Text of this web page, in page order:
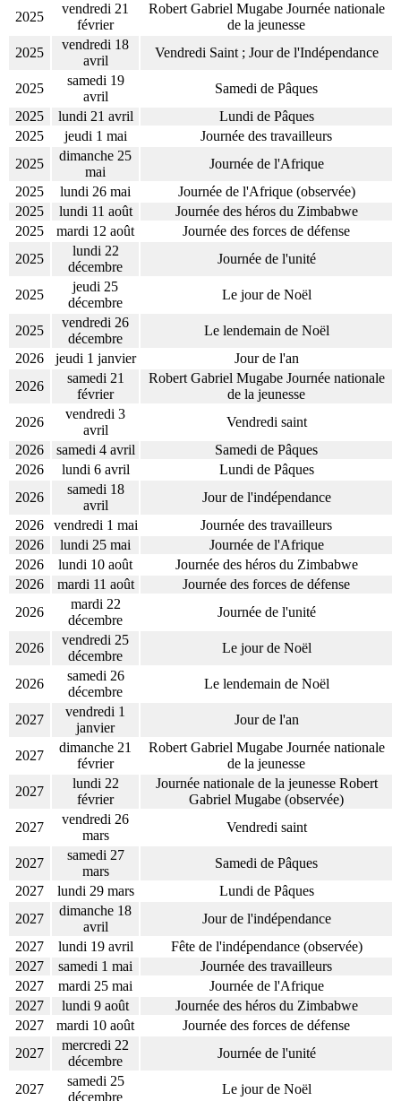
2025
vendredi 21
février
Robert Gabriel Mugabe Journée nationale
de la jeunesse
2025
vendredi 18
avril
Vendredi Saint ; Jour de l'Indépendance
2025
samedi 19
avril
Samedi de Pâques
2025
lundi 21 avril
Lundi de Pâques
2025
jeudi 1 mai
Journée des travailleurs
2025
dimanche 25
mai
Journée de l'Afrique
2025
lundi 26 mai
Journée de l'Afrique (observée)
2025
lundi 11 août
Journée des héros du Zimbabwe
2025
mardi 12 août
Journée des forces de défense
2025
lundi 22
décembre
Journée de l'unité
2025
jeudi 25
décembre
Le jour de Noël
2025
vendredi 26
décembre
Le lendemain de Noël
2026
jeudi 1 janvier
Jour de l'an
2026
samedi 21
février
Robert Gabriel Mugabe Journée nationale
de la jeunesse
2026
vendredi 3
avril
Vendredi saint
2026
samedi 4 avril
Samedi de Pâques
2026
lundi 6 avril
Lundi de Pâques
2026
samedi 18
avril
Jour de l'indépendance
2026
vendredi 1 mai
Journée des travailleurs
2026
lundi 25 mai
Journée de l'Afrique
2026
lundi 10 août
Journée des héros du Zimbabwe
2026
mardi 11 août
Journée des forces de défense
2026
mardi 22
décembre
Journée de l'unité
2026
vendredi 25
décembre
Le jour de Noël
2026
samedi 26
décembre
Le lendemain de Noël
2027
vendredi 1
janvier
Jour de l'an
2027
dimanche 21
février
Robert Gabriel Mugabe Journée nationale
de la jeunesse
2027
lundi 22
février
Journée nationale de la jeunesse Robert
Gabriel Mugabe (observée)
2027
vendredi 26
mars
Vendredi saint
2027
samedi 27
mars
Samedi de Pâques
2027
lundi 29 mars
Lundi de Pâques
2027
dimanche 18
avril
Jour de l'indépendance
2027
lundi 19 avril
Fête de l'indépendance (observée)
2027
samedi 1 mai
Journée des travailleurs
2027
mardi 25 mai
Journée de l'Afrique
2027
lundi 9 août
Journée des héros du Zimbabwe
2027
mardi 10 août
Journée des forces de défense
2027
mercredi 22
décembre
Journée de l'unité
2027
samedi 25
décembre
Le jour de Noël